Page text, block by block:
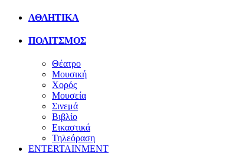
ΑΘΛΗΤΙΚΑ
ΠΟΛΙΤΣΜΟΣ
Θέατρο
Μουσική
Χορός
Μουσεία
Σινεμά
Βιβλίο
Εικαστικά
Τηλεόραση
ENTERTAINMENT